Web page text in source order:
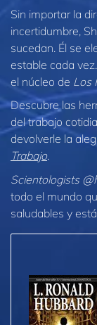
Sin importar la
incertidumbre,
sucedan. Él se
estable cada
el núcleo de Los
Descubre las
del trabajo
devolverle la
Trabajo.
Scientologists
todo el mundo
saludables y